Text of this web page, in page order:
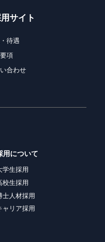
サイト
待遇
項
合わせ
用について
学生採用
校生採用
士人材採用
ャリア採用